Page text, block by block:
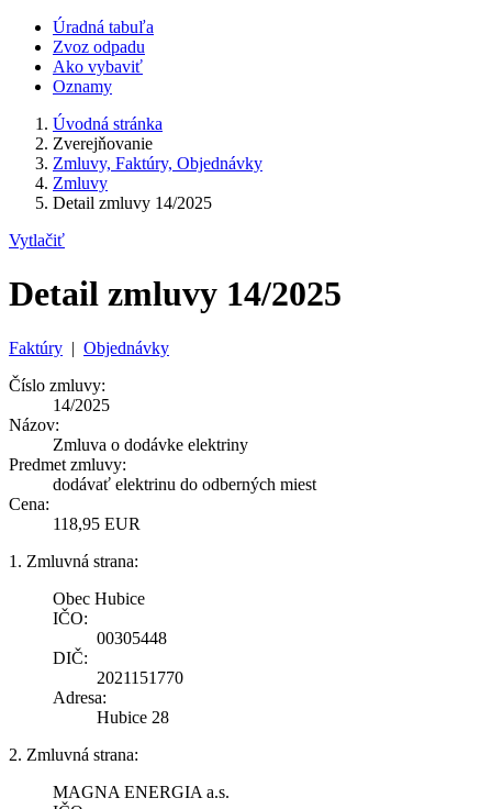
Úradná tabuľa
Zvoz odpadu
Ako vybaviť
Oznamy
Úvodná stránka
Zverejňovanie
Zmluvy, Faktúry, Objednávky
Zmluvy
Detail zmluvy 14/2025
Vytlačiť
Detail zmluvy 14/2025
Faktúry | Objednávky
Číslo zmluvy:
14/2025
Názov:
Zmluva o dodávke elektriny
Predmet zmluvy:
dodávať elektrinu do odberných miest
Cena:
118,95 EUR
1. Zmluvná strana:
Obec Hubice
IČO:
00305448
DIČ:
2021151770
Adresa:
Hubice 28
2. Zmluvná strana:
MAGNA ENERGIA a.s.